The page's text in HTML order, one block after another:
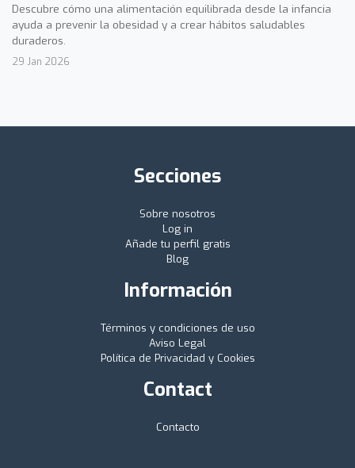
Descubre cómo una alimentación equilibrada desde la infancia
ayuda a prevenir la obesidad y a crear hábitos saludables
duraderos.
29 Jan 2026
Secciones
Sobre nosotros
Log in
Añade tu perfil gratis
Blog
Información
Términos y condiciones de uso
Aviso Legal
Política de Privacidad y Cookies
Contact
Contacto